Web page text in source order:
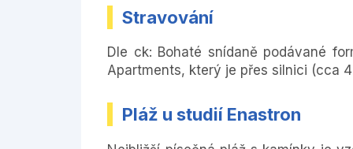
Stravování
Dle ck: Bohaté snídaně podávané
Apartments, který je přes silnici (cca
Pláž u studií Enastron